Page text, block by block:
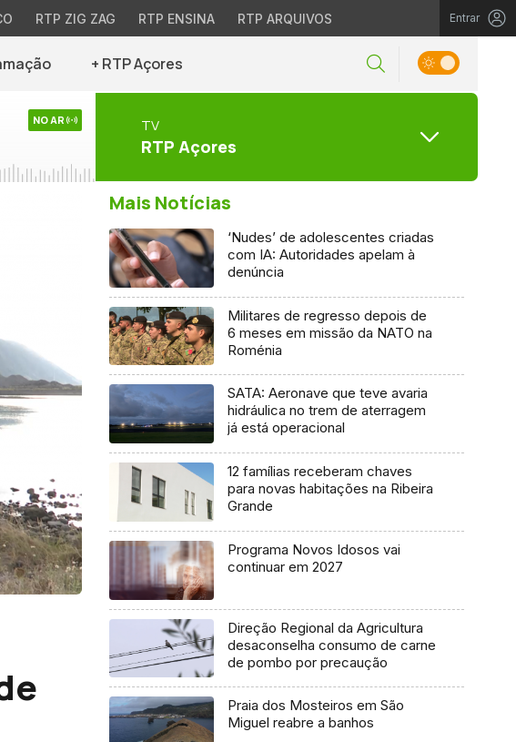
RTP ZIG ZAG RTP ENSINA RTP ARQUIVOS Entrar
+ RTP Açores
NO AR TV
RTP Açores
Mais Notícias
‘Nudes’ de adolescentes criadas
com IA: Autoridades apelam à
denúncia
Militares de regresso depois de
6 meses em missão da NATO na
Roménia
SATA: Aeronave que teve avaria
hidráulica no trem de aterragem
já está operacional
12 famílias receberam chaves
para novas habitações na Ribeira
Grande
Programa Novos Idosos vai
continuar em 2027
Direção Regional da Agricultura
desaconselha consumo de carne
de pombo por precaução
Praia dos Mosteiros em São
Miguel reabre a banhos